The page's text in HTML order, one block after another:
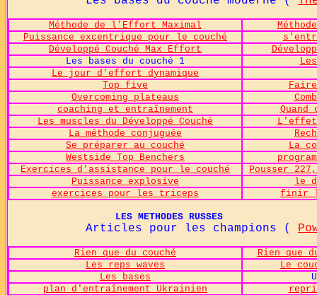
Méthode de l'Effort Maximal
Puissance excentrique pour le couché
Développé Couché Max Effort
Les bases du couché 1
Le jour d'effort dynamique
Top five
Overcoming plateaus
coaching et entraînement
Les muscles du Développé Couché
L'effet
La méthode conjuguée
Se préparer au couché
La
Westside Top Benchers
Exercices d'assistance pour le couché
Pousser
Puissance explosive
le
exercices pour les triceps
finir le
LES METHODES RUSSES
Articles pour les champions (
Rien que du couché
Rien que
Les reps waves
Le
Les bases
plan d'entraînement Ukrainien